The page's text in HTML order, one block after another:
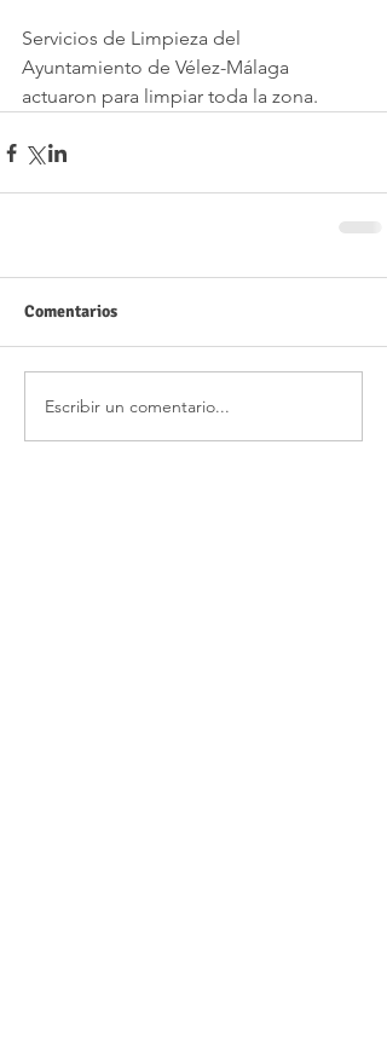
Servicios de Limpieza del
Ayuntamiento de Vélez-Málaga
actuaron para limpiar toda la zona.
Comentarios
Escribir un comentario...